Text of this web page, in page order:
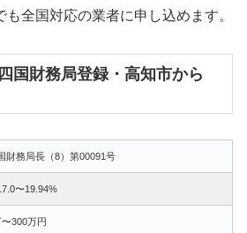
も全国対応の業者に申し込めます。
国財務局登録・高知市から
財務局長（8）第00091号
〜19.94%
〜300万円